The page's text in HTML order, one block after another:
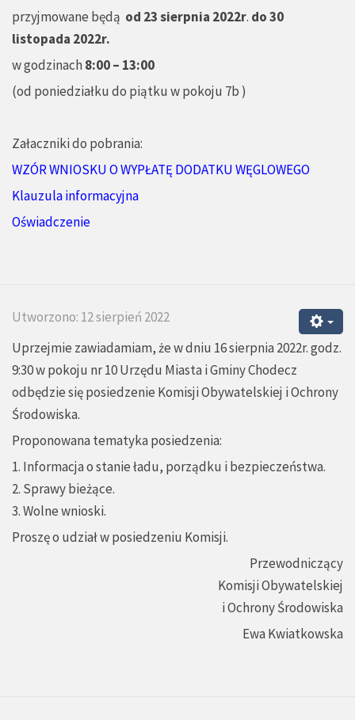
przyjmowane będą od 23 sierpnia 2022r. do 30
listopada 2022r.
w godzinach 8:00 – 13:00
(od poniedziałku do piątku w pokoju 7b )
Załaczniki do pobrania:
WZÓR WNIOSKU O WYPŁATĘ DODATKU WĘGLOWEGO
Klauzula informacyjna
Oświadczenie
Utworzono: 12 sierpień 2022
Uprzejmie zawiadamiam, że w dniu 16 sierpnia 2022r. godz.
9:30 w pokoju nr 10 Urzędu Miasta i Gminy Chodecz
odbędzie się posiedzenie Komisji Obywatelskiej i Ochrony
Środowiska.
Proponowana tematyka posiedzenia:
1. Informacja o stanie ładu, porządku i bezpieczeństwa.
2. Sprawy bieżące.
3. Wolne wnioski.
Proszę o udział w posiedzeniu Komisji.
Przewodniczący
Komisji Obywatelskiej
i Ochrony Środowiska
Ewa Kwiatkowska